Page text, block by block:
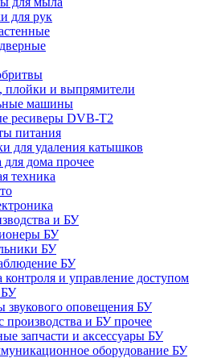
для рук
и выпрямители
машины
ресиверы DVB-T2
питания
для удаления катышков
для дома прочее
техника
и БУ
БУ
БУ
БУ
контроля и управление доступом
звукового оповещения БУ
производства и БУ прочее
запчасти и аксессуары БУ
оборудование БУ